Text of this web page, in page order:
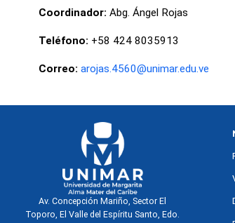
Coordinador: Abg. Ángel Rojas
Teléfono: +58 424 8035913
Correo: arojas.4560@unimar.edu.ve
Av. Concepción Mariño, Sector El
Toporo, El Valle del Espíritu Santo, Edo.